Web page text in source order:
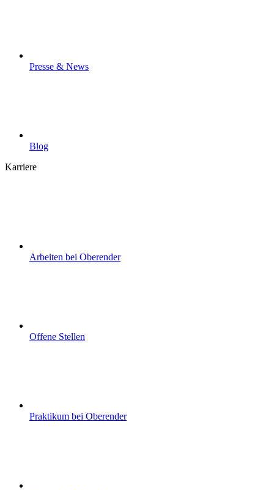
Presse & News
Blog
Karriere
Arbeiten bei Oberender
Offene Stellen
Praktikum bei Oberender